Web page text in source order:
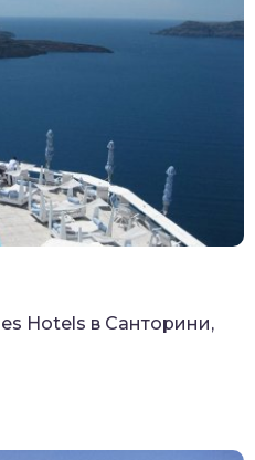
Hotels в Санторини,